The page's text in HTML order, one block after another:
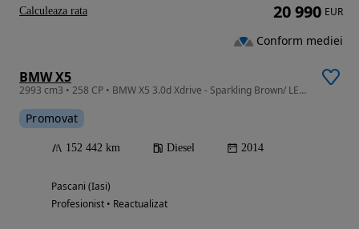
BMW X5
2993 cm3 • 258 CP • BMW X5 3.0d Xdrive - Sparkling Brown/ LED/ Harman/ TVA
Promovat
152 442 km Diesel 2014
Pascani (Iasi)
Profesionist • Reactualizat
20 990 EUR
Conform mediei
Calculeaza rata